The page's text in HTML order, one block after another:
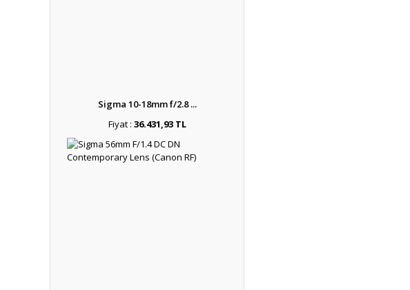
Sigma 10-18mm f/2.8 ...
Fiyat : 36.431,93 TL